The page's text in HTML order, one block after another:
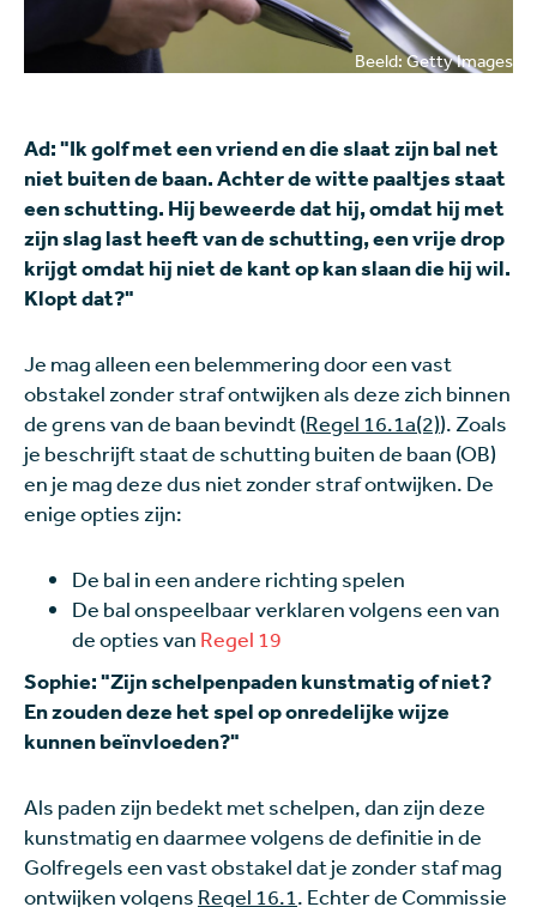
Beeld: Getty Images
Ad: "Ik golf met een vriend en die slaat zijn bal net
niet buiten de baan. Achter de witte paaltjes staat
een schutting. Hij beweerde dat hij, omdat hij met
zijn slag last heeft van de schutting, een vrije drop
krijgt omdat hij niet de kant op kan slaan die hij wil.
Klopt dat?"
Je mag alleen een belemmering door een vast
obstakel zonder straf ontwijken als deze zich binnen
de grens van de baan bevindt (Regel 16.1a(2)). Zoals
je beschrijft staat de schutting buiten de baan (OB)
en je mag deze dus niet zonder straf ontwijken. De
enige opties zijn:
De bal in een andere richting spelen
De bal onspeelbaar verklaren volgens een van
de opties van Regel 19
Sophie: "Zijn schelpenpaden kunstmatig of niet?
En zouden deze het spel op onredelijke wijze
kunnen beïnvloeden?"
Als paden zijn bedekt met schelpen, dan zijn deze
kunstmatig en daarmee volgens de definitie in de
Golfregels een vast obstakel dat je zonder staf mag
ontwijken volgens Regel 16.1. Echter de Commissie